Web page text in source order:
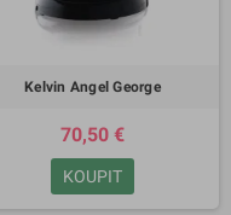
Kelvin Angel George
70,50 €
KOUPIT